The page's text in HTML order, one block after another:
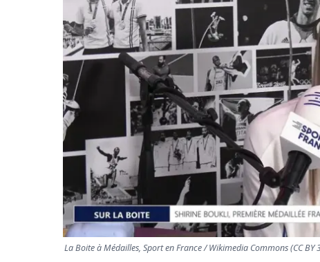
La Boite à Médailles, Sport en France / Wikimedia Commons (CC BY